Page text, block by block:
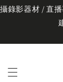
攝錄影器材 / 直